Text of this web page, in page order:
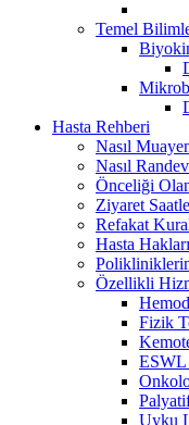
Temel
Hasta Rehberi
Nasıl
Nasıl
Önceliği
Ziyaret
Refakat
Hasta Hakları
Özellikli
Fizik
ESWL
Uyku